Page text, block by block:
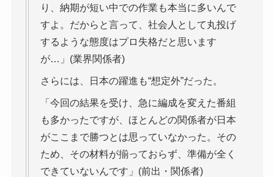
り、納期が短い中での作業も本当に多いんで
すよ。だからと言って、社会人として丸投げ
するような態度はプロ失格だと思います
が…」(業界関係者)
さらには、日本の躍進も“想定外”だった。
「今回の結果を受け、急に編成を変えた番組
も多かったですが、ほとんどの関係者が日本
がここまで勝つとは思っていなかった。その
ため、その材料が揃っておらず、準備が全く
できていないんです」(前出・関係者)